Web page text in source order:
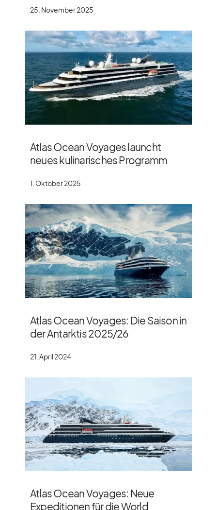
25. November 2025
Atlas Ocean Voyages launcht
neues kulinarisches Programm
1. Oktober 2025
Atlas Ocean Voyages: Die Saison in
der Antarktis 2025/​26
21. April 2024
Atlas Ocean Voyages: Neue
Expeditionen für die World